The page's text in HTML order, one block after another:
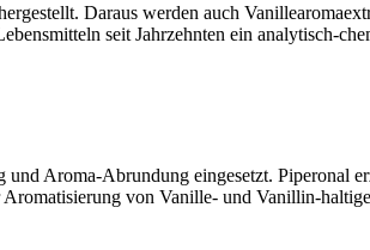
Daraus werden auch
seit Jahrzehnten ein analytisch-
Aroma-Abrundung eingesetzt. Piperonal
von Vanille- und Vanillin-